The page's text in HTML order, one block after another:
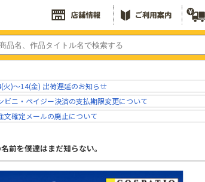
火)～14(金) 出荷遅延のお知らせ
ビニ・ペイジー決済の支払期限変更について
文確定メールの廃止について
前を僕達はまだ知らない。